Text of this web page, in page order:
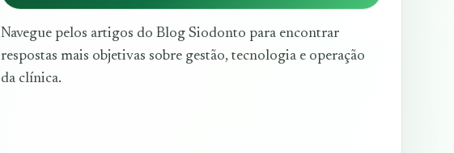
Navegue pelos artigos do Blog Siodonto para encontrar
respostas mais objetivas sobre gestão, tecnologia e operação
da clínica.